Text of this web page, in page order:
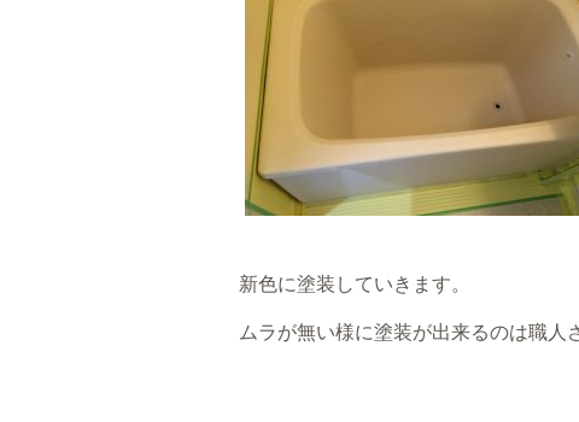
新色に塗装していきます。
ムラが無い様に塗装が出来るのは職人